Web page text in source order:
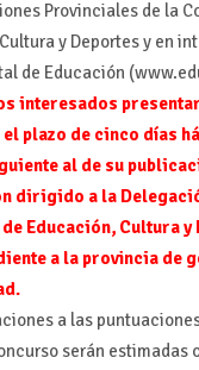
Provinciales de la
y Deportes y en
de Educación
interesados
el plazo de cinco días
al de su
dirigido a la
Educación, Cultura y
a la provincia de
a las
serán estimadas